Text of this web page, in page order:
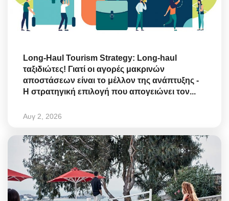
Long-Haul Tourism Strategy: Long-haul
ταξιδιώτες! Γιατί οι αγορές μακρινών
αποστάσεων είναι το μέλλον της ανάπτυξης -
Η στρατηγική επιλογή που απογειώνει τον...
Αυγ 2, 2026